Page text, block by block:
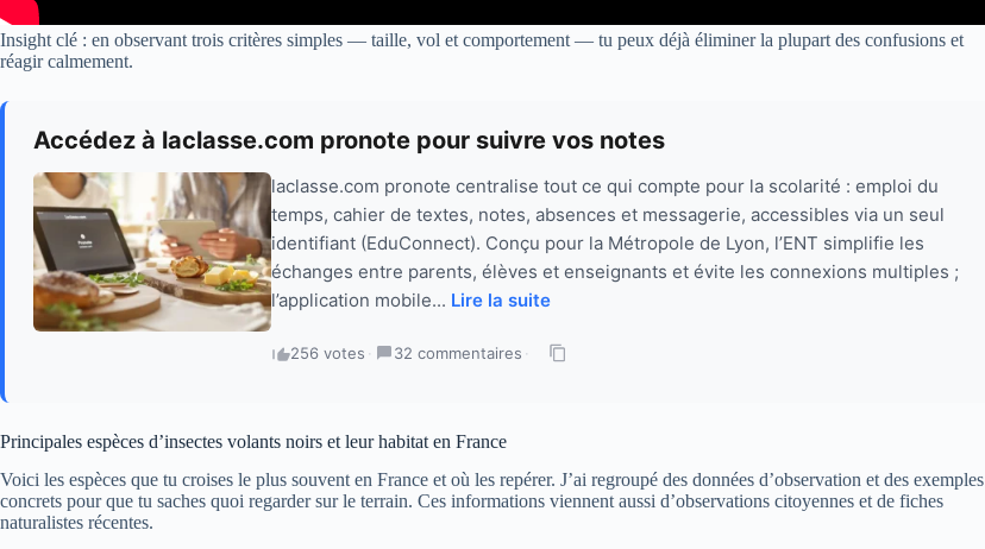
Insight clé : en observant trois critères simples — taille, vol et comportement — tu peux déjà éliminer la plupart des confusions et
réagir calmement.
Accédez à laclasse.com pronote pour suivre vos notes
laclasse.com pronote centralise tout ce qui compte pour la scolarité : emploi du
temps, cahier de textes, notes, absences et messagerie, accessibles via un seul
identifiant (EduConnect). Conçu pour la Métropole de Lyon, l’ENT simplifie les
échanges entre parents, élèves et enseignants et évite les connexions multiples ;
l’application mobile... Lire la suite
256 votes · 32 commentaires ·
Principales espèces d’insectes volants noirs et leur habitat en France
Voici les espèces que tu croises le plus souvent en France et où les repérer. J’ai regroupé des données d’observation et des exemples
concrets pour que tu saches quoi regarder sur le terrain. Ces informations viennent aussi d’observations citoyennes et de fiches
naturalistes récentes.